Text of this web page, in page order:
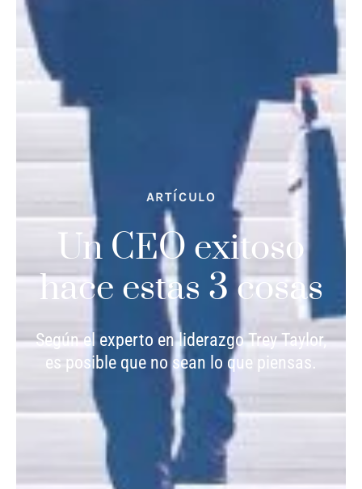
ARTÍCULO
Un CEO exitoso
hace estas 3 cosas
Según el experto en liderazgo Trey Taylor,
es posible que no sean lo que piensas.